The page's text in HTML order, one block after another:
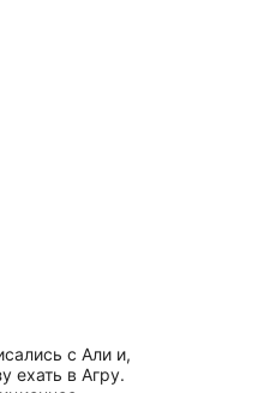
с Али и,
ехать в Агру.